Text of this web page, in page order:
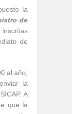
la
de
inscritas
de
al año,
la
A
que la